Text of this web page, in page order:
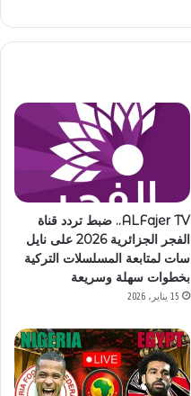
ALFajer TV.. ضبط تردد قناة
الفجر الجزائرية 2026 على نايل
سات لمتابعة المسلسلات التركية
بخطوات سهلة وسريعة
15 يناير، 2026